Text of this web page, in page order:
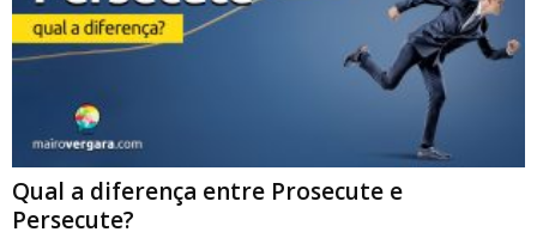
Qual a diferença entre Prosecute e
Persecute?